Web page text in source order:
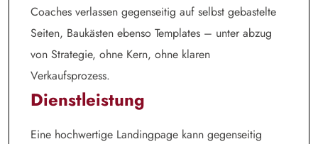
Coaches verlassen gegenseitig auf selbst gebastelte
Seiten, Baukästen ebenso Templates – unter abzug
von Strategie, ohne Kern, ohne klaren
Verkaufsprozess.
Dienstleistung
Eine hochwertige Landingpage kann gegenseitig